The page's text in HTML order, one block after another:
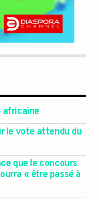
africaine
le vote attendu du
que le concours
« être passé à